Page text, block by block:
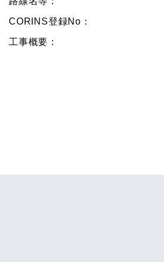
CORINS登録No：
工事概要：